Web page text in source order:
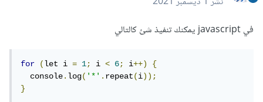
في javascript يمكنك تنفيذ شئ كالتالي
for (let i = 1; i < 6; i++)
{
  console
.log('*'.repeat(i));
}